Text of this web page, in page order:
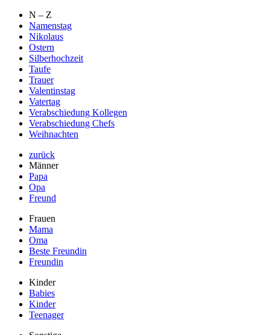
N – Z
Namenstag
Nikolaus
Ostern
Silberhochzeit
Taufe
Trauer
Valentinstag
Vatertag
Verabschiedung Kollegen
Verabschiedung Chefs
Weihnachten
zurück
Männer
Papa
Opa
Freund
Frauen
Mama
Oma
Beste Freundin
Freundin
Kinder
Babies
Kinder
Teenager